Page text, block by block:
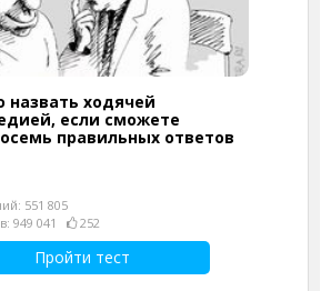
назвать ходячей
если сможете
правильных ответов
551 805
949 041
252
Пройти тест